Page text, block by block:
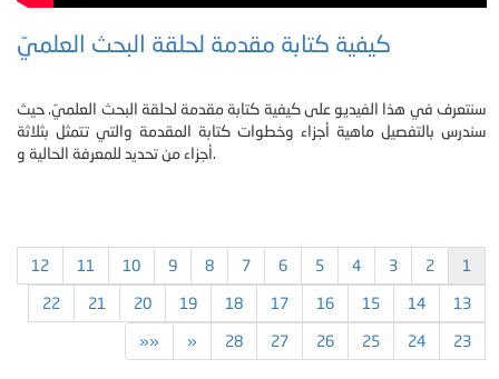
كيفية كتابة مقدمة لحلقة البحث العلميّ
سنتعرف في هذا الفيديو على كيفية كتابة مقدمة لحلقة البحث العلميّ. حيث
سندرس بالتفصيل ماهية أجزاء وخطوات كتابة المقدمة والتي تتمثل بثلاثة
أجزاء من تحديد للمعرفة الحالية و.
1
2
3
4
5
6
7
8
9
10
11
12
13
14
15
16
17
18
19
20
21
22
23
24
25
26
27
28
»
»»